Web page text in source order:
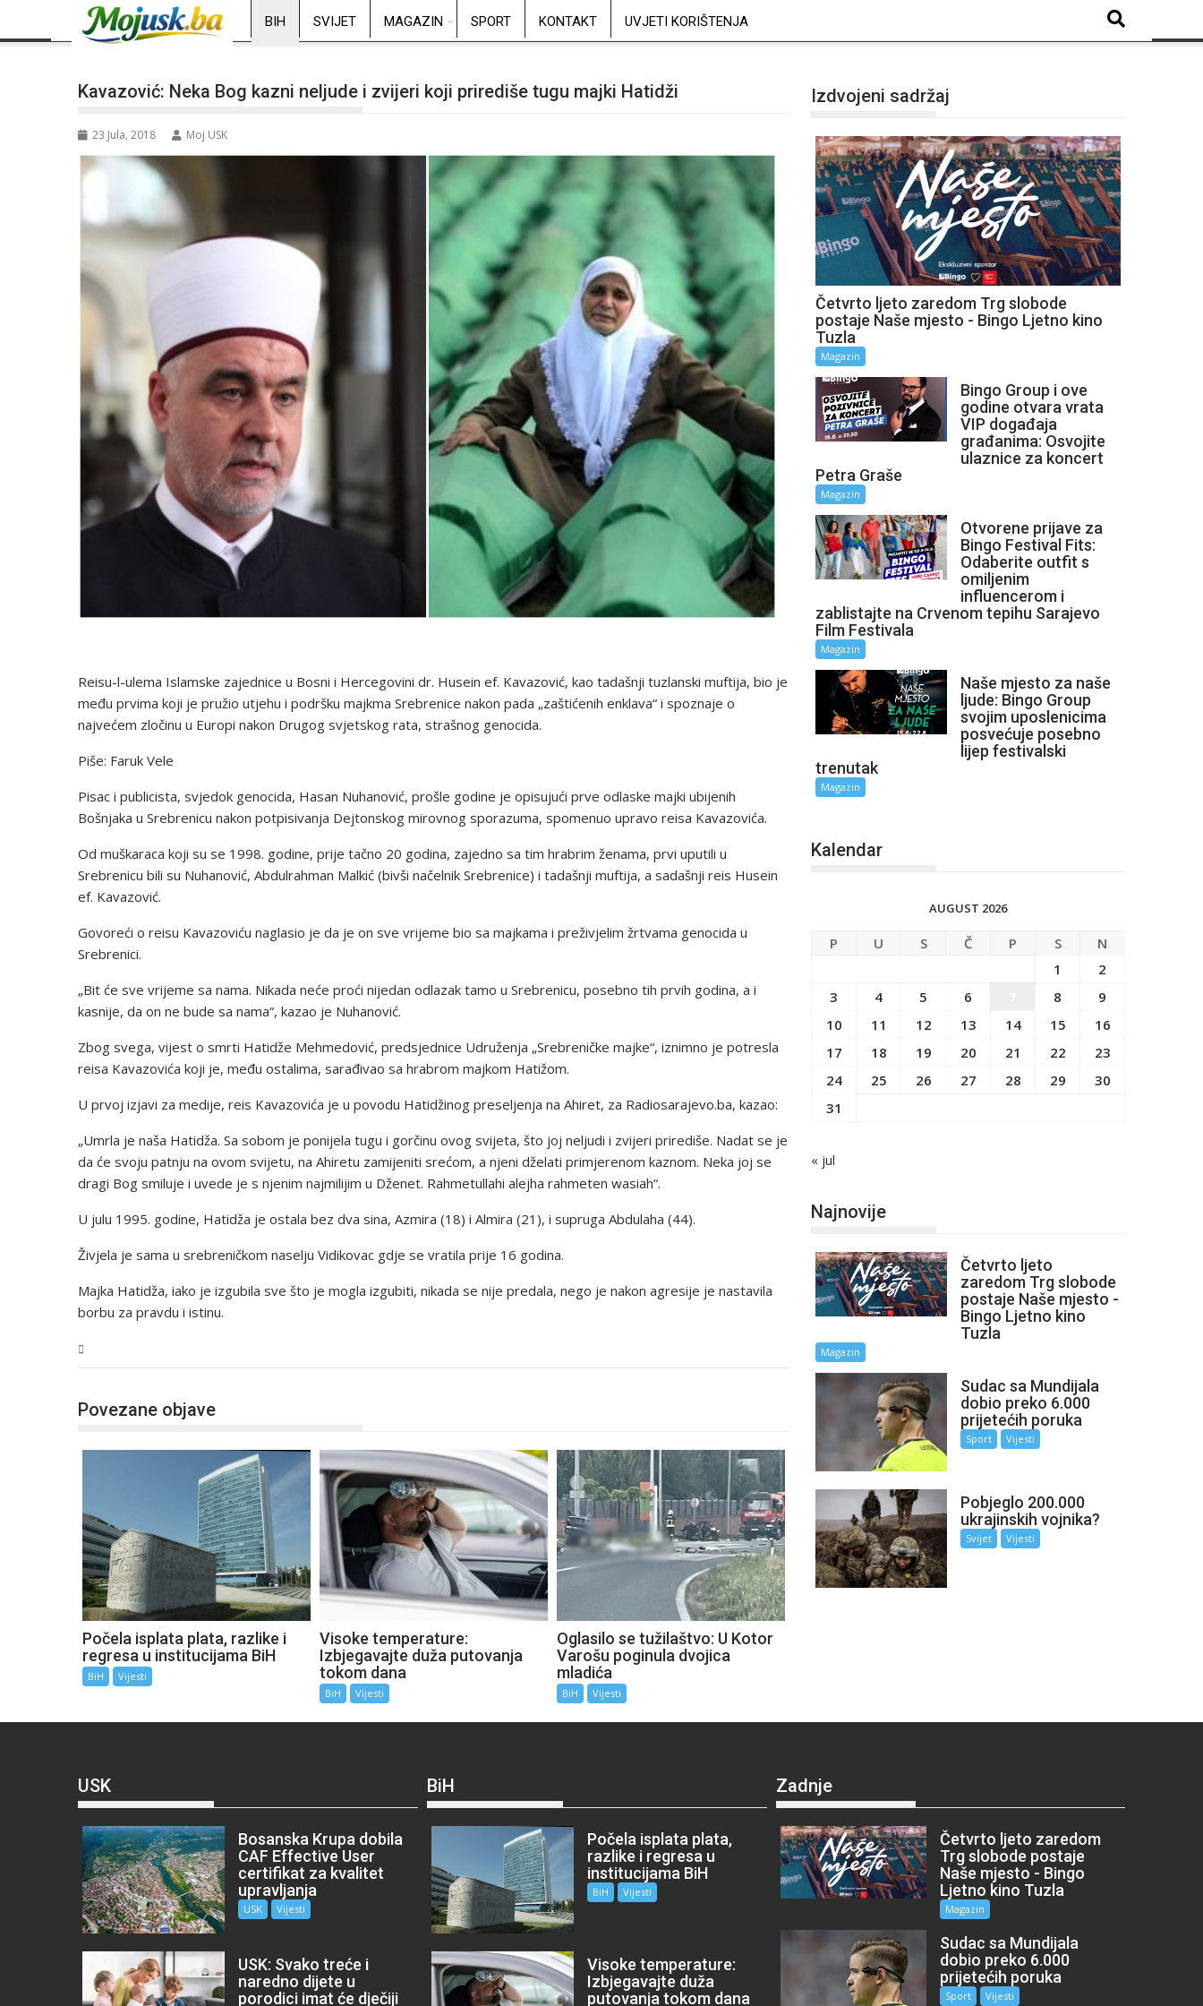
BIH SVIJET MAGAZIN SPORT KONTAKT UVJETI KORIŠTENJA
Kavazović: Neka Bog kazni neljude i zvijeri koji prirediše tugu majki Hatidži
23 Jula, 2018 Moj USK
Reisu-l-ulema Islamske zajednice u Bosni i Hercegovini dr. Husein ef. Kavazović, kao tadašnji tuzlanski muftija, bio je
među prvima koji je pružio utjehu i podršku majkma Srebrenice nakon pada „zaštićenih enklava“ i spoznaje o
najvećem zločinu u Europi nakon Drugog svjetskog rata, strašnog genocida.
Piše: Faruk Vele
Pisac i publicista, svjedok genocida, Hasan Nuhanović, prošle godine je opisujući prve odlaske majki ubijenih
Bošnjaka u Srebrenicu nakon potpisivanja Dejtonskog mirovnog sporazuma, spomenuo upravo reisa Kavazovića.
Od muškaraca koji su se 1998. godine, prije tačno 20 godina, zajedno sa tim hrabrim ženama, prvi uputili u
Srebrenicu bili su Nuhanović, Abdulrahman Malkić (bivši načelnik Srebrenice) i tadašnji muftija, a sadašnji reis Husein
ef. Kavazović.
Govoreći o reisu Kavazoviću naglasio je da je on sve vrijeme bio sa majkama i preživjelim žrtvama genocida u
Srebrenici.
„Bit će sve vrijeme sa nama. Nikada neće proći nijedan odlazak tamo u Srebrenicu, posebno tih prvih godina, a i
kasnije, da on ne bude sa nama“, kazao je Nuhanović.
Zbog svega, vijest o smrti Hatidže Mehmedović, predsjednice Udruženja „Srebreničke majke“, iznimno je potresla
reisa Kavazovića koji je, među ostalima, sarađivao sa hrabrom majkom Hatižom.
U prvoj izjavi za medije, reis Kavazovića je u povodu Hatidžinog preseljenja na Ahiret, za Radiosarajevo.ba, kazao:
„Umrla je naša Hatidža. Sa sobom je ponijela tugu i gorčinu ovog svijeta, što joj neljudi i zvijeri prirediše. Nadat se je
da će svoju patnju na ovom svijetu, na Ahiretu zamijeniti srećom, a njeni dželati primjerenom kaznom. Neka joj se
dragi Bog smiluje i uvede je s njenim najmilijim u Dženet. Rahmetullahi alejha rahmeten wasiah“.
U julu 1995. godine, Hatidža je ostala bez dva sina, Azmira (18) i Almira (21), i supruga Abdulaha (44).
Živjela je sama u srebreničkom naselju Vidikovac gdje se vratila prije 16 godina.
Majka Hatidža, iako je izgubila sve što je mogla izgubiti, nikada se nije predala, nego je nakon agresije je nastavila
borbu za pravdu i istinu.
Povezane objave
Počela isplata plata, razlike i
regresa u institucijama BiH
BiH Vijesti
Visoke temperature:
Izbjegavajte duža putovanja
tokom dana
BiH Vijesti
Oglasilo se tužilaštvo: U Kotor
Varošu poginula dvojica
mladića
BiH Vijesti
Izdvojeni sadržaj
Četvrto ljeto zaredom Trg slobode
postaje Naše mjesto - Bingo Ljetno kino
Tuzla
Magazin
Bingo Group i ove
godine otvara vrata
VIP događaja
građanima: Osvojite
ulaznice za koncert
Petra Graše
Magazin
Otvorene prijave za
Bingo Festival Fits:
Odaberite outfit s
omiljenim
influencerom i
zablistajte na Crvenom tepihu Sarajevo
Film Festivala
Magazin
Naše mjesto za naše
ljude: Bingo Group
svojim uposlenicima
posvećuje posebno
lijep festivalski
trenutak
Magazin
Kalendar
AUGUST 2026
P U S Č P S
N
1
2
3
4 5 6 8
9
10
11 12 13 14 15
16
17
18 19 20 21 22
23
24
25 26 27 28 29
30
31
« jul
Najnovije
Četvrto ljeto
zaredom Trg slobode
postaje Naše mjesto -
Bingo Ljetno kino
Tuzla
Magazin
Sudac sa Mundijala
dobio preko 6.000
prijetećih poruka
Sport Vijesti
Pobjeglo 200.000
ukrajinskih vojnika?
Svijet Vijesti
USK
Bosanska Krupa dobila
CAF Effective User
certifikat za kvalitet
upravljanja
USK Vijesti
USK: Svako treće i
naredno dijete u
porodici imat će dječiji
BiH
Počela isplata plata,
razlike i regresa u
institucijama BiH
BiH Vijesti
Visoke temperature:
Izbjegavajte duža
putovanja tokom dana
Zadnje
Četvrto ljeto zaredom
Trg slobode postaje
Naše mjesto - Bingo
Ljetno kino Tuzla
Magazin
Sudac sa Mundijala
dobio preko 6.000
prijetećih poruka
Sport Vijesti